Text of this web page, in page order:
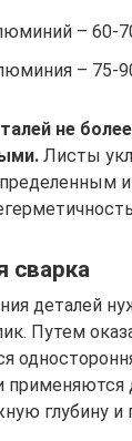
– 60-
– 75-
не
Листы
сварка
деталей
Путем
глубину